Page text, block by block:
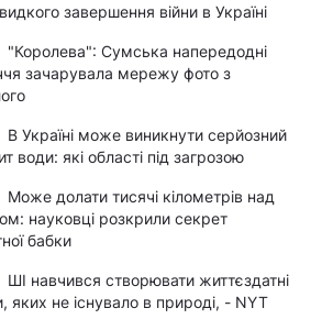
завершення війни в Україні
"Королева": Сумська напередодні
зачарувала мережу фото з
В Україні може виникнути серйозний
води: які області під загрозою
Може долати тисячі кілометрів над
науковці розкрили секрет
бабки
ШІ навчився створювати життєздатні
яких не існувало в природі, - NYT